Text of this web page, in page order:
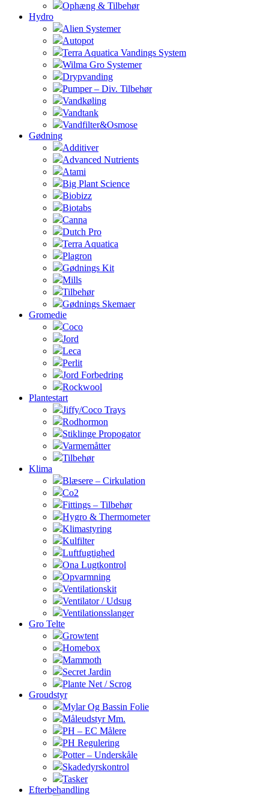
Ophæng & Tilbehør
Hydro
Alien Systemer
Autopot
Terra Aquatica Vandings System
Wilma Gro Systemer
Drypvanding
Pumper – Div. Tilbehør
Vandkøling
Vandtank
Vandfilter&Osmose
Gødning
Additiver
Advanced Nutrients
Atami
Big Plant Science
Biobizz
Biotabs
Canna
Dutch Pro
Terra Aquatica
Plagron
Gødnings Kit
Mills
Tilbehør
Gødnings Skemaer
Gromedie
Coco
Jord
Leca
Perlit
Jord Forbedring
Rockwool
Plantestart
Jiffy/Coco Trays
Rodhormon
Stiklinge Propogator
Varmemåtter
Tilbehør
Klima
Blæsere – Cirkulation
Co2
Fittings – Tilbehør
Hygro & Thermometer
Klimastyring
Kulfilter
Luftfugtighed
Ona Lugtkontrol
Opvarmning
Ventilationskit
Ventilator / Udsug
Ventilationsslanger
Gro Telte
Growtent
Homebox
Mammoth
Secret Jardin
Plante Net / Scrog
Groudstyr
Mylar Og Bassin Folie
Måleudstyr Mm.
PH – EC Målere
PH Regulering
Potter – Underskåle
Skadedyrskontrol
Tasker
Efterbehandling